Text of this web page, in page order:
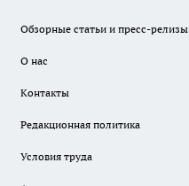
Обзорные статьи и пресс-релизы
О нас
Контакты
Редакционная политика
Условия труда